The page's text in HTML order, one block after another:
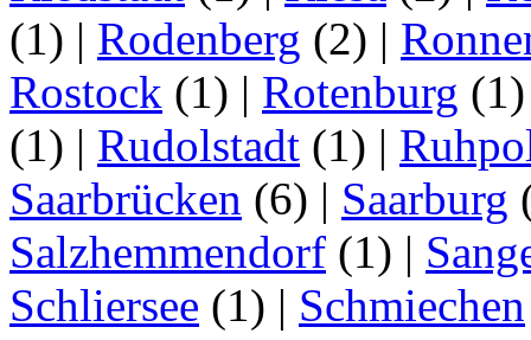
(1) | Rodenberg (2) |
Rostock (1) | Rotenburg
(1) | Rudolstadt (1) |
Saarbrücken (6) | Saarburg
Salzhemmendorf (1) |
Schliersee (1) | Schmiechen